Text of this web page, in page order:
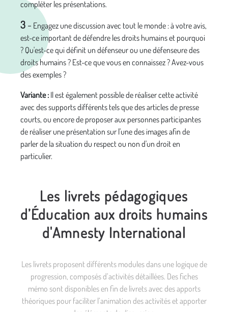
compléter les présentations.
3- Engagez une discussion avec tout le monde : à votre avis,
est-ce important de défendre les droits humains et pourquoi
? Qu'est-ce qui définit un défenseur ou une défenseure des
droits humains ? Est-ce que vous en connaissez ? Avez-vous
des exemples ?
Variante : Il est également possible de réaliser cette activité
avec des supports différents tels que des articles de presse
courts, ou encore de proposer aux personnes participantes
de réaliser une présentation sur l'une des images afin de
parler de la situation du respect ou non d'un droit en
particulier.
Les livrets pédagogiques
d’Éducation aux droits humains
d'Amnesty International
Les livrets proposent différents modules dans une logique de
progression, composés d’activités détaillées. Des fiches
mémo sont disponibles en fin de livrets avec des apports
théoriques pour faciliter l’animation des activités et apporter